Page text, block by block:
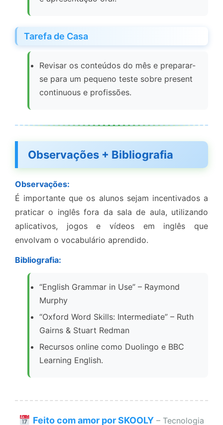
Tarefa de Casa
Revisar os conteúdos do mês e preparar-
se para um pequeno teste sobre present
continuous e profissões.
Observações + Bibliografia
Observações:
É importante que os alunos sejam incentivados a
praticar o inglês fora da sala de aula, utilizando
aplicativos, jogos e vídeos em inglês que
envolvam o vocabulário aprendido.
Bibliografia:
“English Grammar in Use” – Raymond
Murphy
“Oxford Word Skills: Intermediate” – Ruth
Gairns & Stuart Redman
Recursos online como Duolingo e BBC
Learning English.
Feito com amor por SKOOLY – Tecnologia